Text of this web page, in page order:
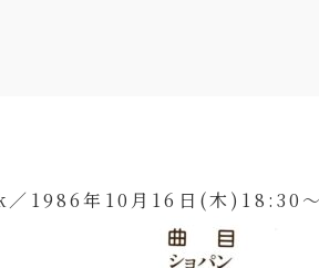
年10月16日(木)18:30～